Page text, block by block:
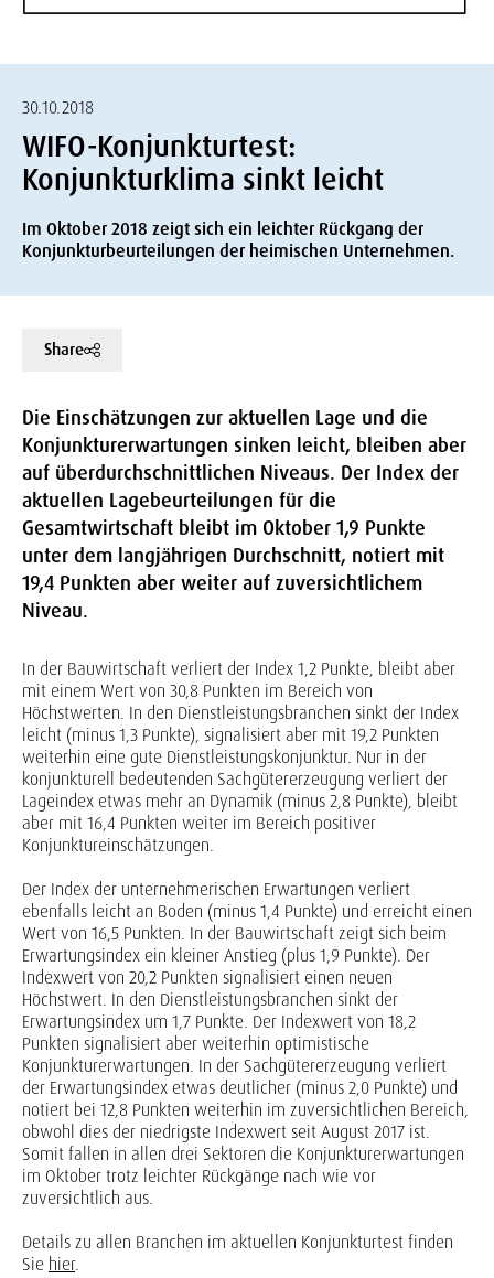
30.10.2018
WIFO-Konjunkturtest:
Konjunkturklima sinkt leicht
Im Oktober 2018 zeigt sich ein leichter Rückgang der
Konjunkturbeurteilungen der heimischen Unternehmen.
Share
Die Einschätzungen zur aktuellen Lage und die
Konjunkturerwartungen sinken leicht, bleiben aber
auf überdurchschnittlichen Niveaus. Der Index der
aktuellen Lagebeurteilungen für die
Gesamtwirtschaft bleibt im Oktober 1,9 Punkte
unter dem langjährigen Durchschnitt, notiert mit
19,4 Punkten aber weiter auf zuversichtlichem
Niveau.
In der Bauwirtschaft verliert der Index 1,2 Punkte, bleibt aber
mit einem Wert von 30,8 Punkten im Bereich von
Höchstwerten. In den Dienstleistungsbranchen sinkt der Index
leicht (minus 1,3 Punkte), signalisiert aber mit 19,2 Punkten
weiterhin eine gute Dienstleistungskonjunktur. Nur in der
konjunkturell bedeutenden Sachgütererzeugung verliert der
Lageindex etwas mehr an Dynamik (minus 2,8 Punkte), bleibt
aber mit 16,4 Punkten weiter im Bereich positiver
Konjunktureinschätzungen.
Der Index der unternehmerischen Erwartungen verliert
ebenfalls leicht an Boden (minus 1,4 Punkte) und erreicht einen
Wert von 16,5 Punkten. In der Bauwirtschaft zeigt sich beim
Erwartungsindex ein kleiner Anstieg (plus 1,9 Punkte). Der
Indexwert von 20,2 Punkten signalisiert einen neuen
Höchstwert. In den Dienstleistungsbranchen sinkt der
Erwartungsindex um 1,7 Punkte. Der Indexwert von 18,2
Punkten signalisiert aber weiterhin optimistische
Konjunkturerwartungen. In der Sachgütererzeugung verliert
der Erwartungsindex etwas deutlicher (minus 2,0 Punkte) und
notiert bei 12,8 Punkten weiterhin im zuversichtlichen Bereich,
obwohl dies der niedrigste Indexwert seit August 2017 ist.
Somit fallen in allen drei Sektoren die Konjunkturerwartungen
im Oktober trotz leichter Rückgänge nach wie vor
zuversichtlich aus.
Details zu allen Branchen im aktuellen Konjunkturtest finden
Sie hier.